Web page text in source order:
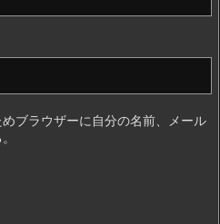
ブラウザーに自分の名前、メール